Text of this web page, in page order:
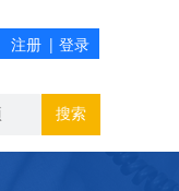
搜索